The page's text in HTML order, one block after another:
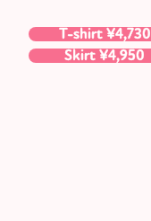
T-shirt ¥4,730
Skirt ¥4,950